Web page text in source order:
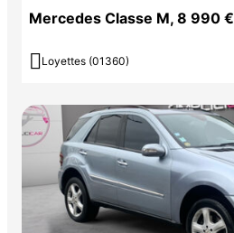
Mercedes Classe M, 8 990 €
 Loyettes (01360)